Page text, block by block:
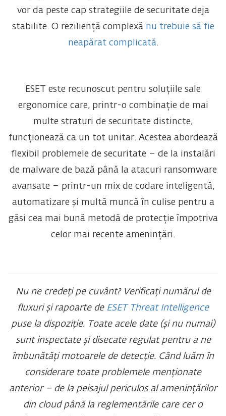
vor da peste cap strategiile de securitate deja
stabilite. O reziliență complexă nu trebuie să fie
neapărat complicată.
ESET este recunoscut pentru soluțiile sale
ergonomice care, printr-o combinație de mai
multe straturi de securitate distincte,
funcționează ca un tot unitar. Acestea abordează
flexibil problemele de securitate – de la instalări
de malware de bază până la atacuri ransomware
avansate – printr-un mix de codare inteligentă,
automatizare și multă muncă în culise pentru a
găsi cea mai bună metodă de protecție împotriva
celor mai recente amenințări.
Nu ne credeți pe cuvânt? Verificați numărul de
fluxuri și rapoarte de ESET Threat Intelligence
puse la dispoziție. Toate acele date (și nu numai)
sunt inspectate și disecate regulat pentru a ne
îmbunătăți motoarele de detecție. Când luăm în
considerare toate problemele menționate
anterior – de la peisajul periculos al amenințărilor
din cloud până la reglementările care cer o